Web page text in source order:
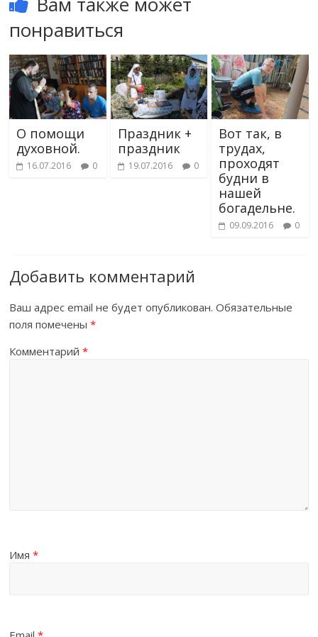
понравиться
О помощи
духовной.
16.07.2016 0
Праздник +
праздник
19.07.2016 0
Вот так, в
трудах,
проходят
будни в
нашей
богадельне.
09.09.2016 0
Добавить комментарий
Ваш адрес email не будет опубликован. Обязательные
поля помечены*
Комментарий*
Имя*